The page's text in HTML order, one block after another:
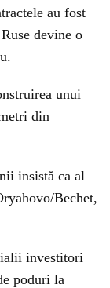
au fost
devine o
unui
din
insistă ca al
Bechet,
investitori
poduri la